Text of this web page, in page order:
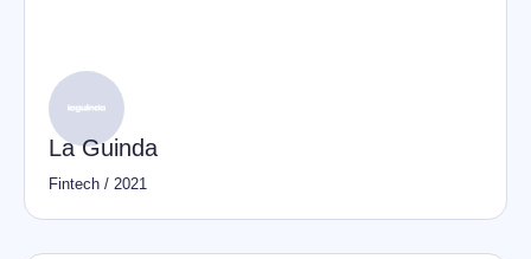
La Guinda
Fintech / 2021